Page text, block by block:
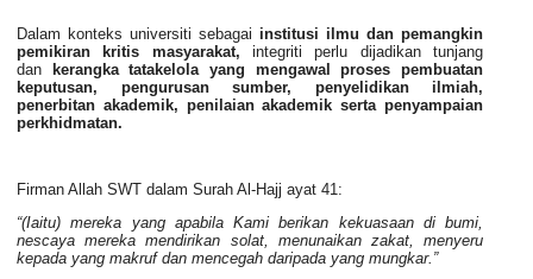
Dalam konteks universiti sebagai institusi ilmu dan pemangkin
pemikiran kritis masyarakat, integriti perlu dijadikan tunjang
dan kerangka tatakelola yang mengawal proses pembuatan
keputusan, pengurusan sumber, penyelidikan ilmiah,
penerbitan akademik, penilaian akademik serta penyampaian
perkhidmatan.
Firman Allah SWT dalam Surah Al-Hajj ayat 41:
“(Iaitu) mereka yang apabila Kami berikan kekuasaan di bumi,
nescaya mereka mendirikan solat, menunaikan zakat, menyeru
kepada yang makruf dan mencegah daripada yang mungkar.”